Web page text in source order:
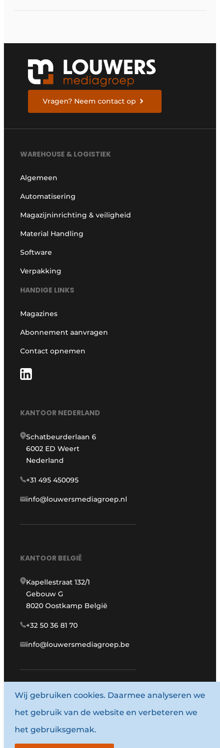
Vragen? Neem contact op
WAREHOUSE & LOGISTIEK
Algemeen
Automatisering
Magazijninrichting & veiligheid
Material Handling
Software
Verpakking
HANDIGE LINKS
Magazines
Abonnement aanvragen
Contact opnemen
KANTOOR NEDERLAND
Schatbeurderlaan 6
6002 ED Weert
Nederland
+31 495 450095
info@louwersmediagroep.nl
KANTOOR BELGIË
Kapellestraat 132/1
Gebouw G
8020 Oostkamp België
+32 50 36 81 70
info@louwersmediagroep.be
www.louwersmediagroep.com
© 1987 - 2026 Louwersmediagroep.
Algemene voorwaarden
Wij gebruiken cookies. Daarmee analyseren we
het gebruik van de website en verbeteren we
het gebruiksgemak.